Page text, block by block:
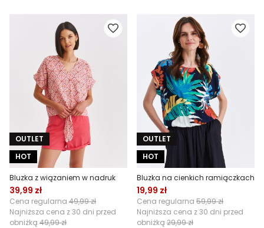
OUTLET
HOT
Bluzka z wiązaniem w nadruk
39,99 zł
Cena regularna 49,99 zł
Najniższa cena z 30 dni przed
obniżką 49,99 zł
OUTLET
HOT
Bluzka na cienkich ramiączkach
19,99 zł
Cena regularna 59,99 zł
Najniższa cena z 30 dni przed
obniżką 29,99 zł